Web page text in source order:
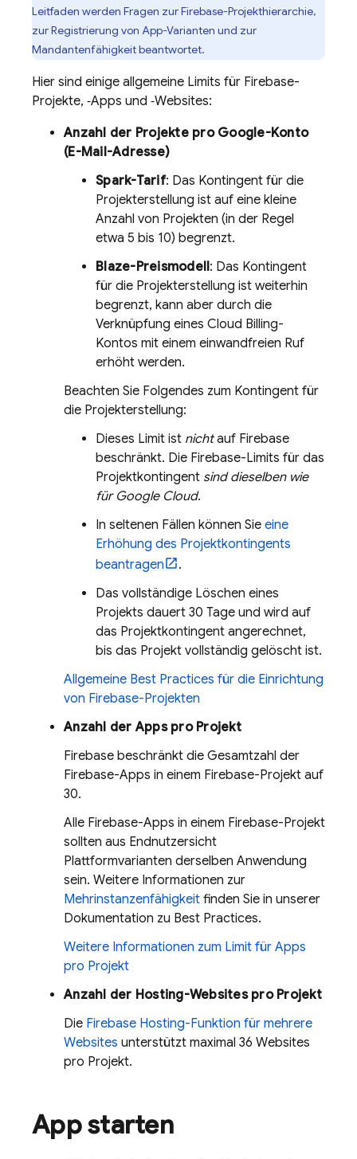
Leitfaden werden Fragen zur Firebase-Projekthierarchie,
zur Registrierung von App-Varianten und zur
Mandantenfähigkeit beantwortet.
Hier sind einige allgemeine Limits für Firebase-
Projekte, ‑Apps und ‑Websites:
Anzahl der Projekte pro Google-Konto
(E-Mail-Adresse)
Spark-Tarif: Das Kontingent für die
Projekterstellung ist auf eine kleine
Anzahl von Projekten (in der Regel
etwa 5 bis 10) begrenzt.
Blaze-Preismodell: Das Kontingent
für die Projekterstellung ist weiterhin
begrenzt, kann aber durch die
Verknüpfung eines Cloud Billing-
Kontos mit einem einwandfreien Ruf
erhöht werden.
Beachten Sie Folgendes zum Kontingent für
die Projekterstellung:
Dieses Limit ist nichtauf Firebase
beschränkt. Die Firebase-Limits für das
Projektkontingent sind dieselben wie
für Google Cloud.
In seltenen Fällen können Sie eine
Erhöhung des Projektkontingents
beantragen
.
Das vollständige Löschen eines
Projekts dauert 30 Tage und wird auf
das Projektkontingent angerechnet,
bis das Projekt vollständig gelöscht ist.
Allgemeine Best Practices für die Einrichtung
von Firebase-Projekten
Anzahl der Apps pro Projekt
Firebase beschränkt die Gesamtzahl der
Firebase-Apps in einem Firebase-Projekt auf
30.
Alle Firebase-Apps in einem Firebase-Projekt
sollten aus Endnutzersicht
Plattformvarianten derselben Anwendung
sein. Weitere Informationen zur
Mehrinstanzenfähigkeit finden Sie in unserer
Dokumentation zu Best Practices.
Weitere Informationen zum Limit für Apps
pro Projekt
Anzahl der Hosting-Websites pro Projekt
Die Firebase Hosting-Funktion für mehrere
Websites unterstützt maximal 36 Websites
pro Projekt.
App starten